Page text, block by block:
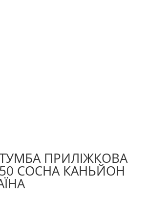
ТУМБА ПРИЛІЖКОВА
50 СОСНА КАНЬЙОН